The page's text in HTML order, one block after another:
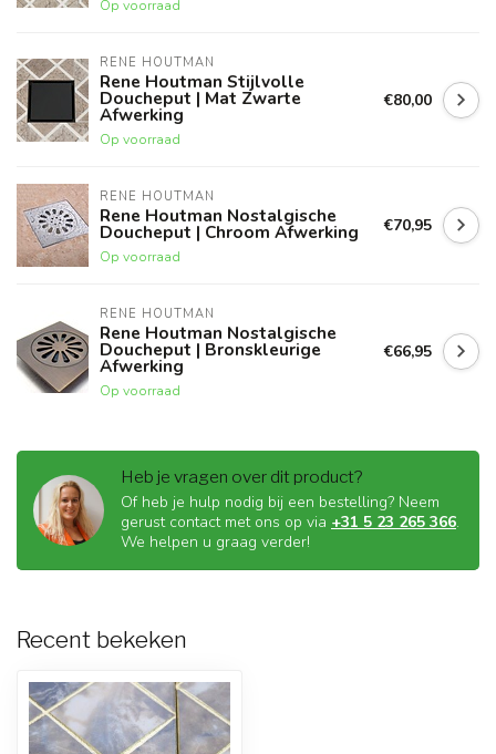
Op voorraad
RENE HOUTMAN
Rene Houtman Stijlvolle
Doucheput | Mat Zwarte
Afwerking
Op voorraad
€80,00
RENE HOUTMAN
Rene Houtman Nostalgische
Doucheput | Chroom Afwerking
Op voorraad
€70,95
RENE HOUTMAN
Rene Houtman Nostalgische
Doucheput | Bronskleurige
Afwerking
Op voorraad
€66,95
Heb je vragen over dit product?
Of heb je hulp nodig bij een bestelling? Neem
gerust contact met ons op via +31 5 23 265 366.
We helpen u graag verder!
Recent bekeken